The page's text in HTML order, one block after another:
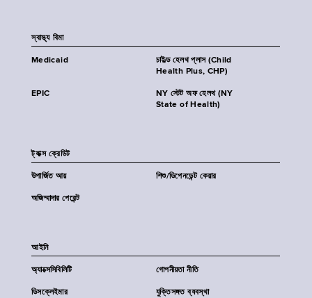
স্বাস্থ্য বিমা
Medicaid
চাইল্ড হেলথ প্লাস (Child
Health Plus, CHP)
EPIC
NY স্টেট অফ হেলথ (NY
State of Health)
ট্যাক্স ক্রেডিট
উপার্জিত আয় শিশু/ডিপেনডেন্ট কেয়ার
অজিম্মাদার পেরেন্ট
আইনি
অ্যাক্সেসিবিলিটি গোপনীয়তা নীতি
ডিসক্লেইমার যুক্তিসঙ্গত ব্যবস্থা